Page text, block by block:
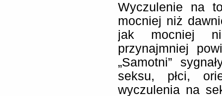
Wyczulenie na
mocniej niż
jak mocniej
przynajmniej
„Samotni”
seksu, płci,
wyczulenia na